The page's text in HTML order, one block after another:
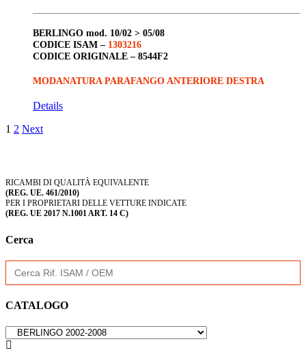
BERLINGO mod. 10/02 > 05/08
CODICE ISAM – 1303216
CODICE ORIGINALE – 8544F2
MODANATURA PARAFANGO ANTERIORE DESTRA
Details
1 2 Next
RICAMBI DI QUALITÀ EQUIVALENTE
(REG. UE. 461/2010)
PER I PROPRIETARI DELLE VETTURE INDICATE
(REG. UE 2017 N.1001 ART. 14 C)
Cerca
Search
for:
CATALOGO
